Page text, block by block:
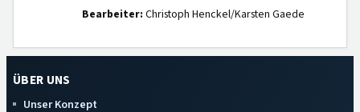
Bearbeiter: Christoph Henckel/Karsten Gaede
ÜBER UNS
Unser Konzept